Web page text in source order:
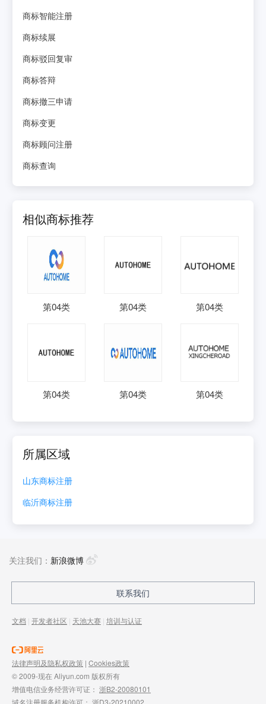
商标智能注册
商标续展
商标驳回复审
商标答辩
商标撤三申请
商标变更
商标顾问注册
商标查询
相似商标推荐
第04类 第04类 第04类
第04类 第04类 第04类
所属区域
山东商标注册
临沂商标注册